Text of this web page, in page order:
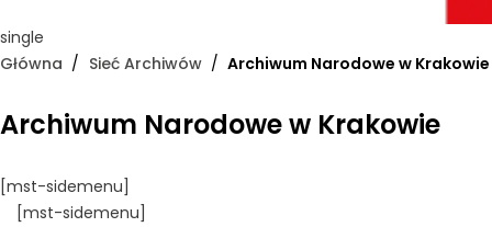
single
Główna
Sieć Archiwów Archiwum Narodowe w Krakowie
Archiwum Narodowe w Krakowie
[mst-sidemenu]
[mst-sidemenu]